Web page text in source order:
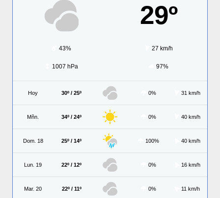
29º
43% 27 km/h
1007 hPa 97%
Hoy 30º / 25º 0% 31 km/h
Mñn. 34º / 24º 0% 40 km/h
Dom. 18 25º / 14º 100% 40 km/h
Lun. 19 22º / 12º 0% 16 km/h
Mar. 20 22º / 11º 0% 11 km/h